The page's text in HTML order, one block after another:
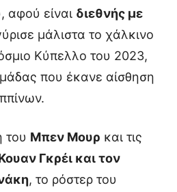
αφού είναι διεθνής με
μάλιστα το χάλκινο
Κύπελλο του 2023,
που έκανε αίσθηση
του Μπεν Μουρ και τις
Γκρέι και τον
, το ρόστερ του